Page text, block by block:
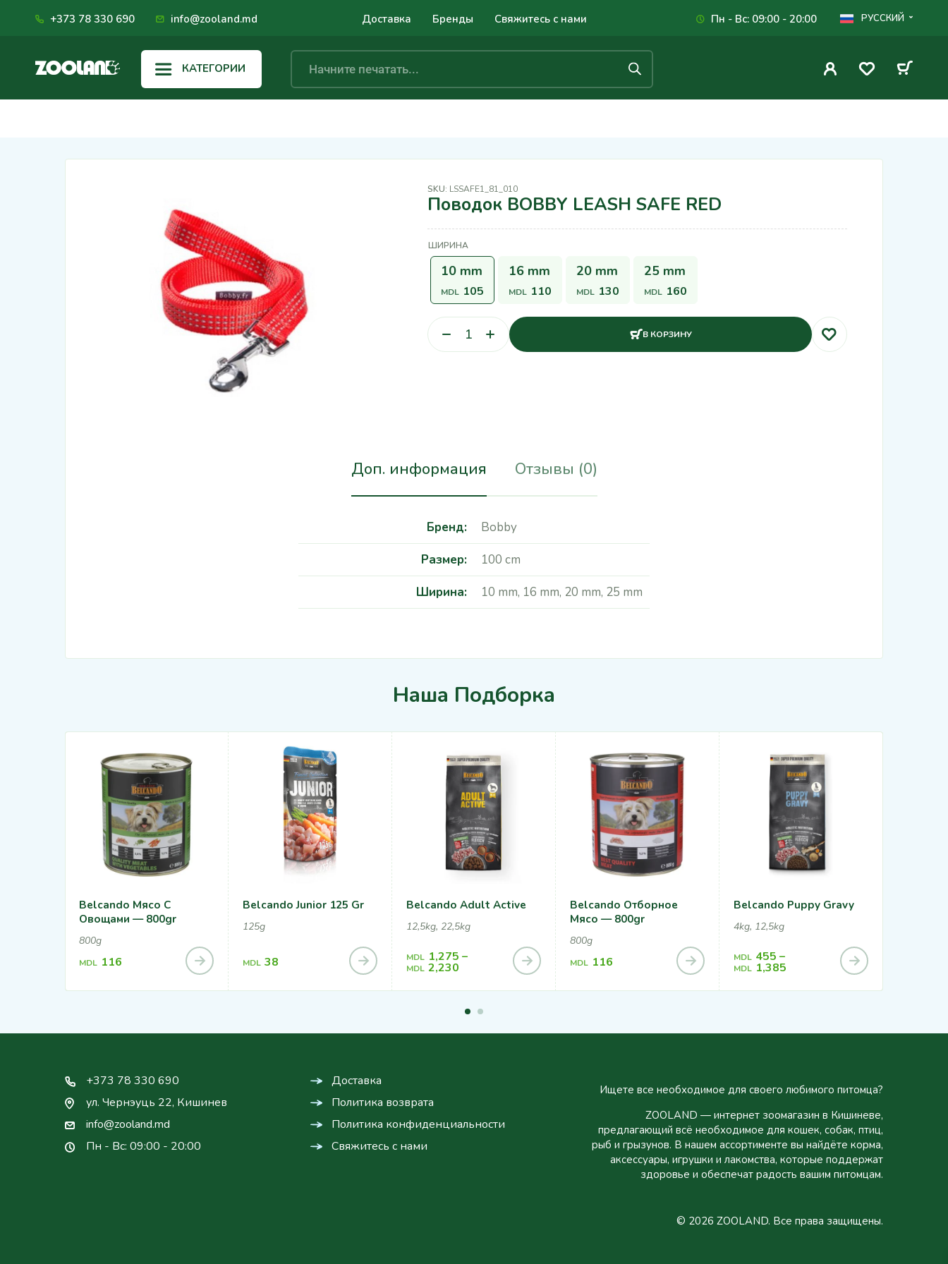
+373 78 330 690 info@zooland.md Доставка Бренды Свяжитесь с нами Пн - Вс: 09:00 - 20:00 РУССКИЙ
КАТЕГОРИИ
SKU: LSSAFE1_81_010
Поводок BOBBY LEASH SAFE RED
ШИРИНА
10 mm
MDL 105
16 mm
MDL 110
20 mm
MDL 130
25 mm
MDL 160
В КОРЗИНУ
Доп. информация Отзывы (0)
Бренд
Bobby
Размер
100 cm
Ширина
10 mm, 16 mm, 20 mm, 25 mm
Наша Подборка
Belcando Мясо С
Овощами — 800gr
800g
MDL 116
Belcando Junior 125 Gr
125g
MDL 38
Belcando Adult Active
12,5kg, 22,5kg
MDL 1,275 –
MDL 2,230
Belcando Отборное
Мясо — 800gr
800g
MDL 116
Belcando Puppy Gravy
4kg, 12,5kg
MDL 455 –
MDL 1,385
+373 78 330 690
ул. Чернэуць 22, Кишинев
info@zooland.md
Пн - Вс: 09:00 - 20:00
Доставка
Политика возврата
Политика конфиденциальности
Свяжитесь с нами
Ищете все необходимое для своего любимого питомца?
ZOOLAND — интернет зоомагазин в Кишиневе,
предлагающий всё необходимое для кошек, собак, птиц,
рыб и грызунов. В нашем ассортименте вы найдёте корма,
аксессуары, игрушки и лакомства, которые поддержат
здоровье и обеспечат радость вашим питомцам.
© 2026 ZOOLAND. Все права защищены.